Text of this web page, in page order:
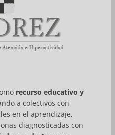
recurso educativo y
a colectivos con
en el aprendizaje,
diagnosticadas con